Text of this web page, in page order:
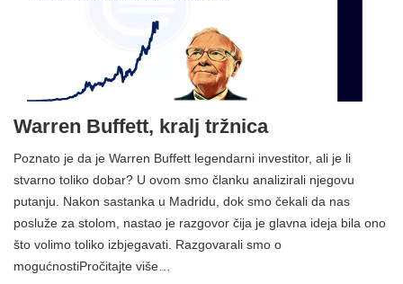
Warren Buffett, kralj tržnica
Poznato je da je Warren Buffett legendarni investitor, ali je li
stvarno toliko dobar? U ovom smo članku analizirali njegovu
putanju. Nakon sastanka u Madridu, dok smo čekali da nas
posluže za stolom, nastao je razgovor čija je glavna ideja bila ono
što volimo toliko izbjegavati. Razgovarali smo o
mogućnostiPročitajte više…